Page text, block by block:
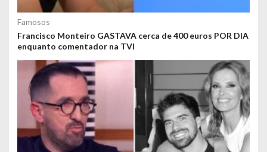
Famosos
Francisco Monteiro GASTAVA cerca de 400 euros POR DIA
enquanto comentador na TVI